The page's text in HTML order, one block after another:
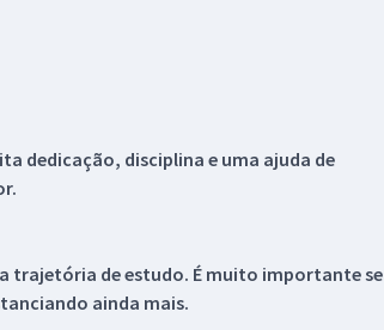
dedicação, disciplina e uma ajuda de
trajetória de estudo. É muito importante se
ainda mais.